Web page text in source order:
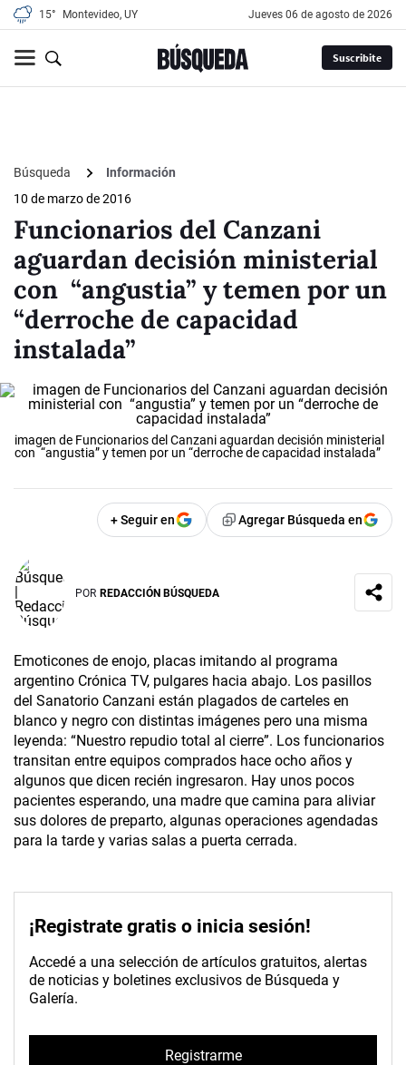
15° Montevideo, UY jueves 06 de agosto de 2026
Suscribite
Búsqueda
Información
10 de marzo de 2016
Funcionarios del Canzani
aguardan decisión ministerial
con “angustia” y temen por un
“derroche de capacidad
instalada”
imagen de Funcionarios del Canzani aguardan decisión ministerial
con “angustia” y temen por un “derroche de capacidad instalada”
+ Seguir en Agregar Búsqueda en
POR REDACCIÓN BÚSQUEDA
Emoticones de enojo, placas imitando al programa
argentino Crónica TV, pulgares hacia abajo. Los pasillos
del Sanatorio Canzani están plagados de carteles en
blanco y negro con distintas imágenes pero una misma
leyenda: “Nuestro repudio total al cierre”. Los funcionarios
transitan entre equipos comprados hace ocho años y
algunos que dicen recién ingresaron. Hay unos pocos
pacientes esperando, una madre que camina para aliviar
sus dolores de preparto, algunas operaciones agendadas
para la tarde y varias salas a puerta cerrada.
¡Registrate gratis o inicia sesión!
Accedé a una selección de artículos gratuitos, alertas
de noticias y boletines exclusivos de Búsqueda y
Galería.
Registrarme